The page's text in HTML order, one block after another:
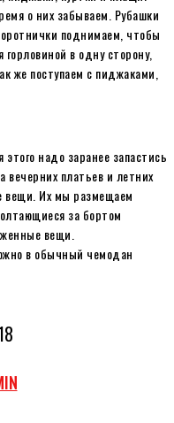
о них забываем. Рубашки
поднимаем, чтобы
в одну сторону,
же поступаем с пиджаками,
надо заранее запастись
вечерних платьев и летних
вещи. Их мы размещаем
за бортом
вещи.
в обычный чемодан